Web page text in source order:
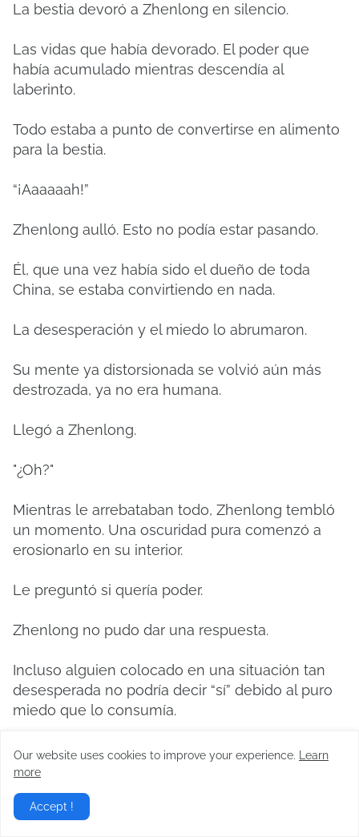
La bestia devoró a Zhenlong en silencio.
Las vidas que había devorado. El poder que
había acumulado mientras descendía al
laberinto.
Todo estaba a punto de convertirse en alimento
para la bestia.
“¡Aaaaaah!”
Zhenlong aulló. Esto no podía estar pasando.
Él, que una vez había sido el dueño de toda
China, se estaba convirtiendo en nada.
La desesperación y el miedo lo abrumaron.
Su mente ya distorsionada se volvió aún más
destrozada, ya no era humana.
Llegó a Zhenlong.
"¿Oh?"
Mientras le arrebataban todo, Zhenlong tembló
un momento. Una oscuridad pura comenzó a
erosionarlo en su interior.
Le preguntó si quería poder.
Zhenlong no pudo dar una respuesta.
Incluso alguien colocado en una situación tan
desesperada no podría decir “sí” debido al puro
miedo que lo consumía.
En el momento de la aceptación, sintió como si
su propia existencia fuera a desaparecer.
Pero él ya estaba roto.
Our website uses cookies to improve your experience.
Learn
more
Accept !